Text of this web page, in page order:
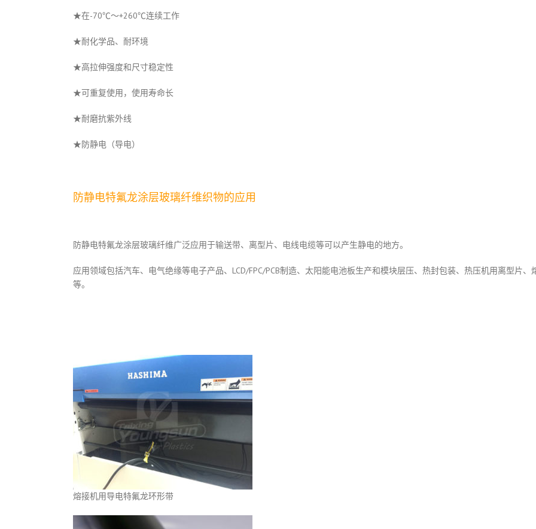
★在-70℃～+260℃连续工作
★耐化学品、耐环境
★高拉伸强度和尺寸稳定性
★可重复使用，使用寿命长
★耐磨抗紫外线
★防静电（导电）
防静电特氟龙涂层玻璃纤维织物的应用
防静电特氟龙涂层玻璃纤维广泛应用于输送带、离型片、电线电缆等可以产生静电的地方。
应用领域包括汽车、电气绝缘等电子产品、LCD/FPC/PCB制造、太阳能电池板生产和模块层压、热封包装、热压机用离型片
等。
熔接机用导电特氟龙环形带